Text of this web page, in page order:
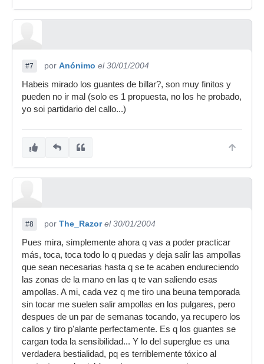
#7 por Anónimo el 30/01/2004
Habeis mirado los guantes de billar?, son muy finitos y
pueden no ir mal (solo es 1 propuesta, no los he probado,
yo soi partidario del callo...)
#8 por The_Razor el 30/01/2004
Pues mira, simplemente ahora q vas a poder practicar
más, toca, toca todo lo q puedas y deja salir las ampollas
que sean necesarias hasta q se te acaben endureciendo
las zonas de la mano en las q te van saliendo esas
ampollas. A mi, cada vez q me tiro una beuna temporada
sin tocar me suelen salir ampollas en los pulgares, pero
despues de un par de semanas tocando, ya recupero los
callos y tiro p'alante perfectamente. Es q los guantes se
cargan toda la sensibilidad... Y lo del superglue es una
verdadera bestialidad, pq es terriblemente tóxico al